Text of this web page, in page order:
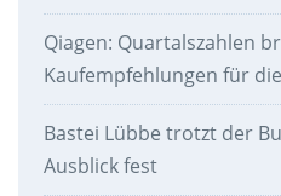
Qiagen: Quartalszahlen
Kaufempfehlungen für
Bastei Lübbe trotzt der
Ausblick fest